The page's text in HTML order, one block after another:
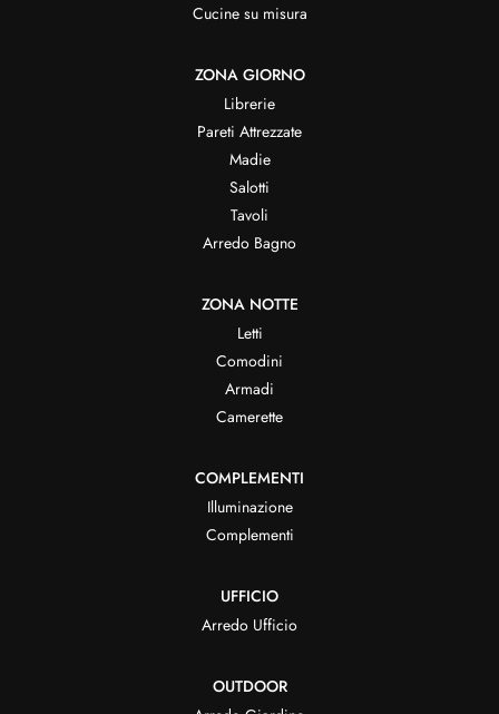
Cucine su misura
ZONA GIORNO
Librerie
Pareti Attrezzate
Madie
Salotti
Tavoli
Arredo Bagno
ZONA NOTTE
Letti
Comodini
Armadi
Camerette
COMPLEMENTI
Illuminazione
Complementi
UFFICIO
Arredo Ufficio
OUTDOOR